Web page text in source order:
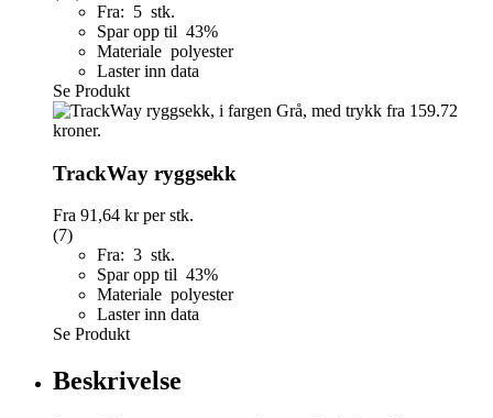
Fra: 5 stk.
Spar opp til 43%
Materiale polyester
Laster inn data
Se Produkt
TrackWay ryggsekk
Fra 91,64 krper stk.
(7)
Fra: 3 stk.
Spar opp til 43%
Materiale polyester
Laster inn data
Se Produkt
Beskrivelse